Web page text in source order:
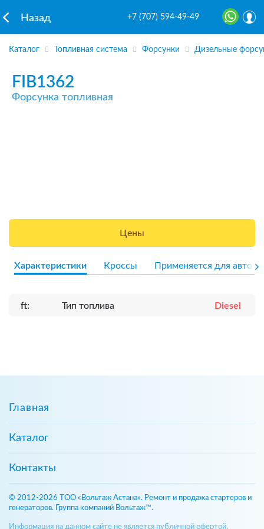
Назад +7 (707) 594-49-49
Каталог Топливная система Форсунки Дизельные
FIB1362
Форсунка топливная
Цены
Характеристики Кроссы Применяется для авто
ft: Тип топлива Diesel
Главная
Каталог
Контакты
© 2012-2026 ТОО «Вольтаж Астана». Ремонт и продажа стартеров и
генераторов. Группа компаний Вольтаж™.
Информация на данном сайте не является публичной офертой,